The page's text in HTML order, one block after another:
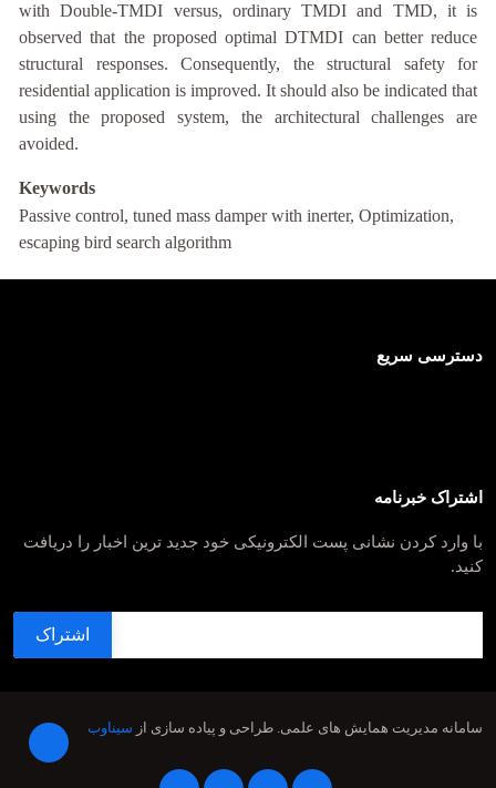
with Double-TMDI versus, ordinary TMDI and TMD, it is
observed that the proposed optimal DTMDI can better reduce
structural responses. Consequently, the structural safety for
residential application is improved. It should also be indicated that
using the proposed system, the architectural challenges are
avoided.
Keywords
Passive control, tuned mass damper with inerter, Optimization,
escaping bird search algorithm
دسترسی سریع
اشتراک خبرنامه
با وارد کردن نشانی پست الکترونیکی خود جدید ترین اخبار را دریافت
کنید.
سامانه مدیریت همایش های علمی. طراحی و پیاده سازی از سیناوب